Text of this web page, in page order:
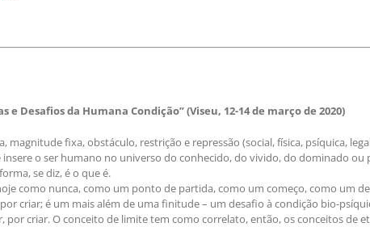
Desafios da Humana Condição” (Viseu, 12-14 de março de 2020)
fixa, obstáculo, restrição e repressão (social, física, psíquica,
o ser humano no universo do conhecido, do vivido, do dominado ou
se diz, é o que é.
como nunca, como um ponto de partida, como um começo, como um
criar; é um mais além de uma finitude – um desafio à condição bio-
criar. O conceito de limite tem como correlato, então, os conceitos de